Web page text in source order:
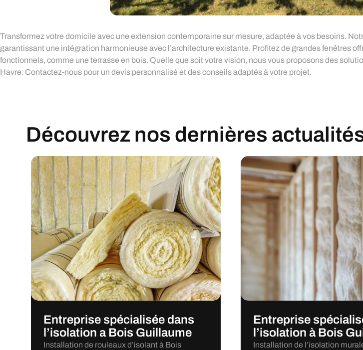
Transformez votre domicile avec une extension contemporaine sur mesure, adaptée à vos besoins.
garantissant une intégration harmonieuse avec l’architecture existante. Profitez de grandes fenêtres
fonctionnels, comme une terrasse en bois. Quelle que soit votre vision, nous vous proposons des
Havre. Contactez-nous pour un devis personnalisé et des conseils adaptés à votre projet.
Découvrez nos dernières
Entreprise spécialisée dans
l’isolation a Bois Guillaume
Installation de rouleaux d’isolant à Bois
Entreprise
l’isolation à Bois
Installation de l’isolation